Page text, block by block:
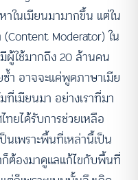
ในเมียนมามากขึ้น แต่ใน
Moderator) ใน
ผู้ใช้มากถึง 20 ล้านคน
ำ อาจจะแค่พูดภาษาเมีย
เมียนมา อย่างเราที่มา
ทยได้รับการช่วยเหลือ
เพราะพื้นที่เหล่านี้เป็น
ต้องมาดูแลแก้ไขกับพื้นที่
ก มากที่สุด
Deutan Tritan